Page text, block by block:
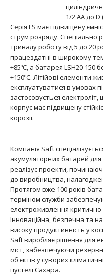
Літієва
Батарея літієва
Літієва
1/2 AA до
Серія LS має підвищену
струм розряду. Спеціально
тривалу роботу від 5 до 20
працездатні в широкому
+85ºС, а батарея LSH20-150
+150ºС. Літійові елементи
експлуатуватися в умовах
застосовується
корпус має підвищену
корозії.
Компанія Saft
акумуляторних батарей
реалізує проекти,
до виробництва,
Протягом вже 100 років
терміном служби
електроживлення критично
Інноваційна, безпечна та
високу продуктивність у
Saft виробляє рішення для
міст, забезпечуючи
об'єктів у суворих
пустелі Сахара.